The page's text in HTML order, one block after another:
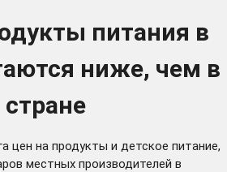
питания в
ниже, чем в
цен на продукты и детское питание,
местных производителей в